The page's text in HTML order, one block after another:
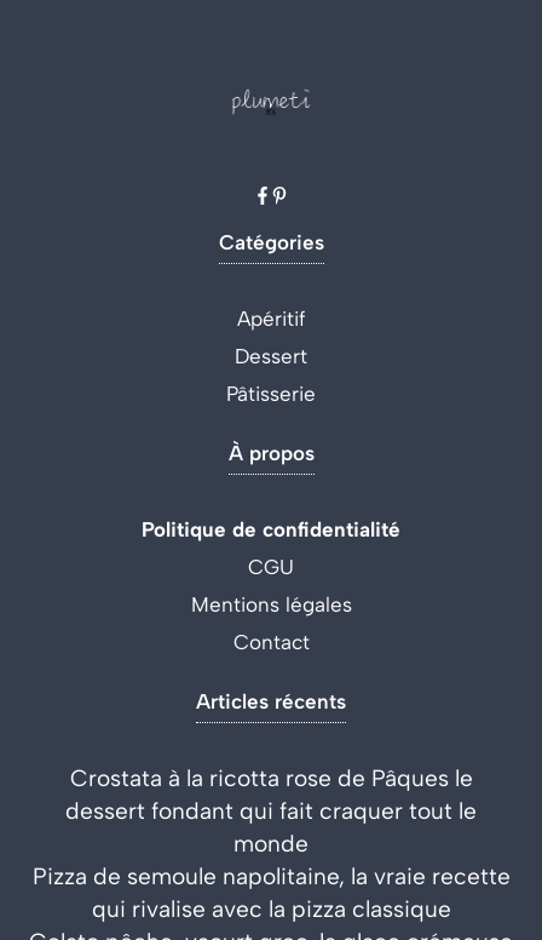
Catégories
Apéritif
Dessert
Pâtisserie
À propos
Politique de confidentialité
CGU
Mentions légales
Contact
Articles récents
Crostata à la ricotta rose de Pâques le
dessert fondant qui fait craquer tout le
monde
Pizza de semoule napolitaine, la vraie recette
qui rivalise avec la pizza classique